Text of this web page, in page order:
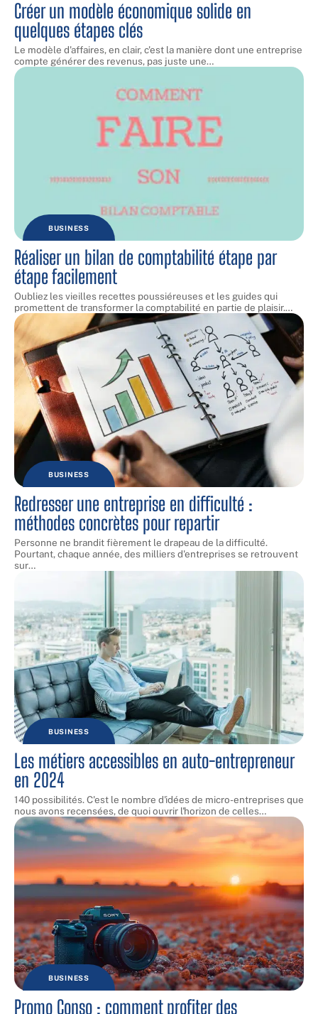
Créer un modèle économique solide en
quelques étapes clés
Le modèle d'affaires, en clair, c'est la manière dont une entreprise
compte générer des revenus, pas juste une…
BUSINESS
Réaliser un bilan de comptabilité étape par
étape facilement
Oubliez les vieilles recettes poussiéreuses et les guides qui
promettent de transformer la comptabilité en partie de plaisir.…
BUSINESS
Redresser une entreprise en difficulté :
méthodes concrètes pour repartir
Personne ne brandit fièrement le drapeau de la difficulté.
Pourtant, chaque année, des milliers d'entreprises se retrouvent
sur…
BUSINESS
Les métiers accessibles en auto-entrepreneur
en 2024
140 possibilités. C'est le nombre d'idées de micro-entreprises que
nous avons recensées, de quoi ouvrir l'horizon de celles…
BUSINESS
Promo Conso : comment profiter des